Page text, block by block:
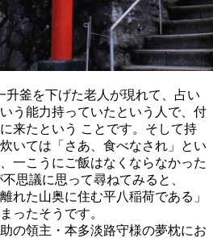
升釜を下げた老人が現れて、占い
う能力持っていたという人で、付
来たという ことです。そして持
いては「さあ、食べなされ」とい
一こうにご飯はなくならなかった
思議に思って尋ねてみると、
れた山奥に住む平八稲荷である」
ったそうです。
の領主・本多淡路守様の夢枕にお